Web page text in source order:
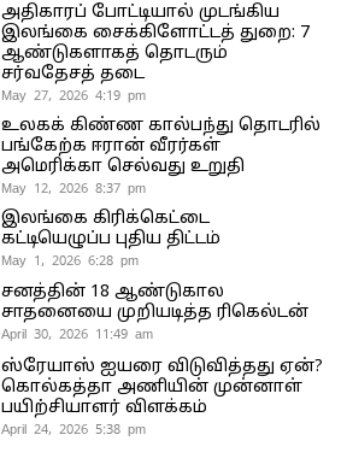
அதிகாரப் போட்டியால் முடங்கிய
இலங்கை சைக்கிளோட்டத் துறை: 7
ஆண்டுகளாகத் தொடரும்
சர்வதேசத் தடை
May 27, 2026 4:19 pm
உலகக் கிண்ண கால்பந்து தொடரில்
பங்கேற்க ஈரான் வீரர்கள்
அமெரிக்கா செல்வது உறுதி
May 12, 2026 8:37 pm
இலங்கை கிரிக்கெட்டை
கட்டியெழுப்ப புதிய திட்டம்
May 1, 2026 6:28 pm
சனத்தின் 18 ஆண்டுகால
சாதனையை முறியடித்த ரிகெல்டன்
April 30, 2026 11:49 am
ஸ்ரேயாஸ் ஐயரை விடுவித்தது ஏன்?
கொல்கத்தா அணியின் முன்னாள்
பயிற்சியாளர் விளக்கம்
April 24, 2026 5:38 pm